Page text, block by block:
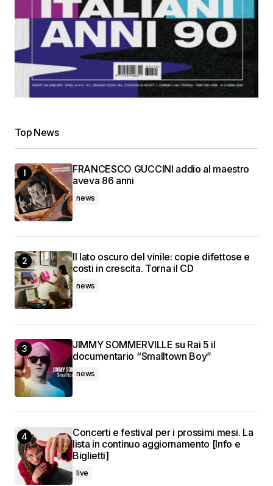
Top News
FRANCESCO GUCCINI addio al maestro
aveva 86 anni
news
Il lato oscuro del vinile: copie difettose e
costi in crescita. Torna il CD
news
JIMMY SOMMERVILLE su Rai 5 il
documentario “Smalltown Boy”
news
Concerti e festival per i prossimi mesi. La
lista in continuo aggiornamento [Info e
Biglietti]
live